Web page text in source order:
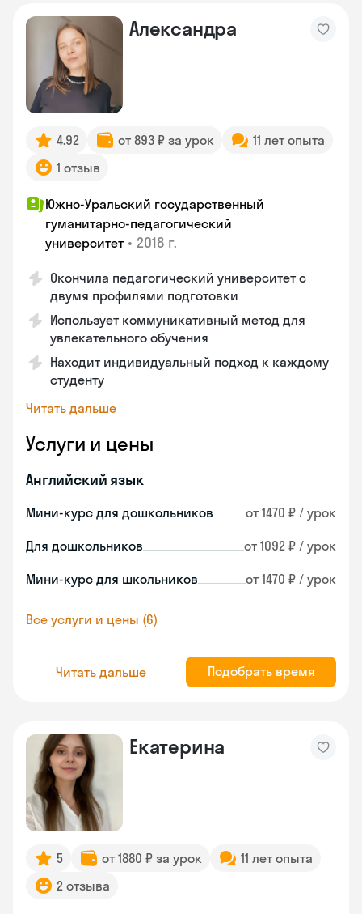
Александра
4.92 от 893 ₽ за урок
11 лет опыта
1 отзыв
Южно-Уральский государственный
гуманитарно-педагогический
университет • 2018 г.
Окончила педагогический университет с
двумя профилями подготовки
Использует коммуникативный метод для
увлекательного обучения
Находит индивидуальный подход к каждому
студенту
Читать дальше
Услуги и цены
Английский язык
Мини-курс для дошкольников от 1470 ₽ / урок
Для дошкольников от 1092 ₽ / урок
Мини-курс для школьников от 1470 ₽ / урок
Все услуги и цены (6)
Читать дальше Подобрать время
Екатерина
5 от 1880 ₽ за урок
11 лет опыта
2 отзыва